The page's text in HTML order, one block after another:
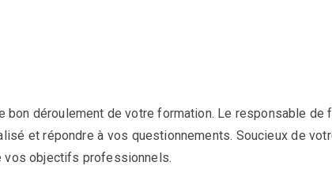
déroulement de votre formation. Le responsable de
et répondre à vos questionnements. Soucieux de
vos objectifs professionnels.